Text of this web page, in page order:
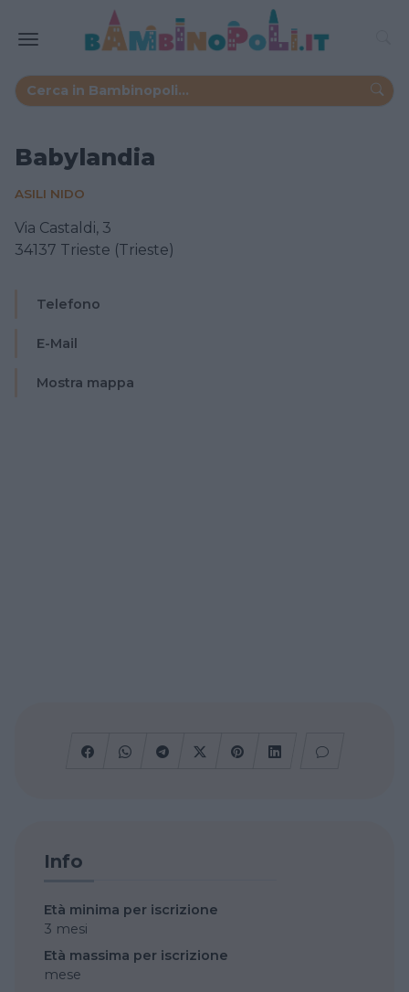
Babylandia
ASILI NIDO
Via Castaldi, 3
34137 Trieste (Trieste)
Telefono
E-Mail
Mostra mappa
Info
Età minima per iscrizione
3 mesi
Età massima per iscrizione
mese